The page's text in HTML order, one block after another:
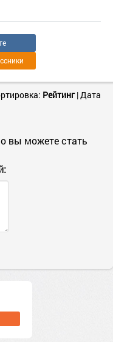
Рейтинг|Дата
вы можете стать